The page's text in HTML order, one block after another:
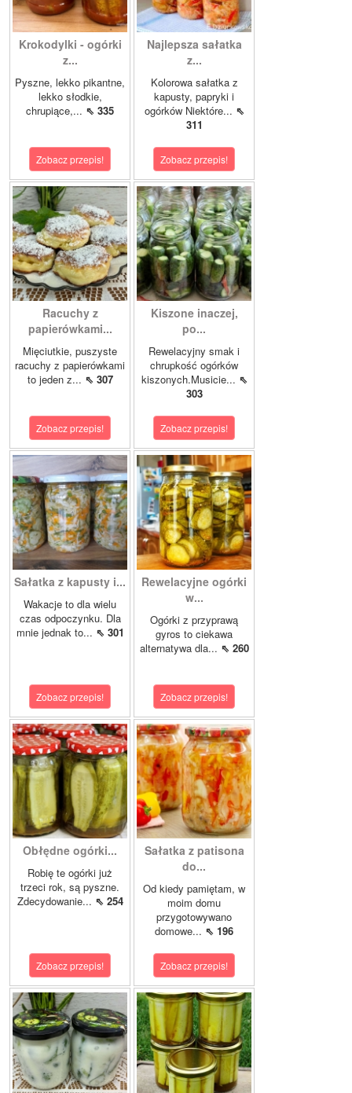
Krokodylki - ogórki
z...
Pyszne, lekko pikantne,
lekko słodkie,
chrupiące,... ⇖ 335
Zobacz przepis!
Najlepsza sałatka
z...
Kolorowa sałatka z
kapusty, papryki i
ogórków Niektóre... ⇖
311
Zobacz przepis!
Racuchy z
papierówkami...
Mięciutkie, puszyste
racuchy z papierówkami
to jeden z... ⇖ 307
Zobacz przepis!
Kiszone inaczej,
po...
Rewelacyjny smak i
chrupkość ogórków
kiszonych.Musicie... ⇖
303
Zobacz przepis!
Sałatka z kapusty i...
Wakacje to dla wielu
czas odpoczynku. Dla
mnie jednak to... ⇖ 301
Zobacz przepis!
Rewelacyjne ogórki
w...
Ogórki z przyprawą
gyros to ciekawa
alternatywa dla... ⇖ 260
Zobacz przepis!
Obłędne ogórki...
Robię te ogórki już
trzeci rok, są pyszne.
Zdecydowanie... ⇖ 254
Zobacz przepis!
Sałatka z patisona
do...
Od kiedy pamiętam, w
moim domu
przygotowywano
domowe... ⇖ 196
Zobacz przepis!